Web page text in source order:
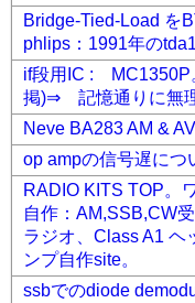
Bridge-Tied-Load を
phlips：1991年の
if段用IC : MC1350P
掲)⇒ 記憶通りに無理
Neve BA283 AM &
op ampの信号遅に
RADIO KITS TOP。
自作：AM,SSB,CW
ラジオ、Class A1 ヘ
ンプ自作site。
ssbでのdiode